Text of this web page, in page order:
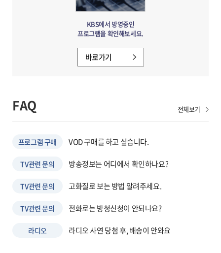
KBS에서 방영중인
프로그램을 확인해보세요.
바로가기
FAQ FAQ
전체보기
프로그램 구매 VOD 구매를 하고 싶습니다.
TV관련 문의 방송정보는 어디에서 확인하나요?
TV관련 문의 고화질로 보는 방법 알려주세요.
TV관련 문의 전화로는 방청신청이 안되나요?
라디오 라디오 사연 당첨 후, 배송이 안와요